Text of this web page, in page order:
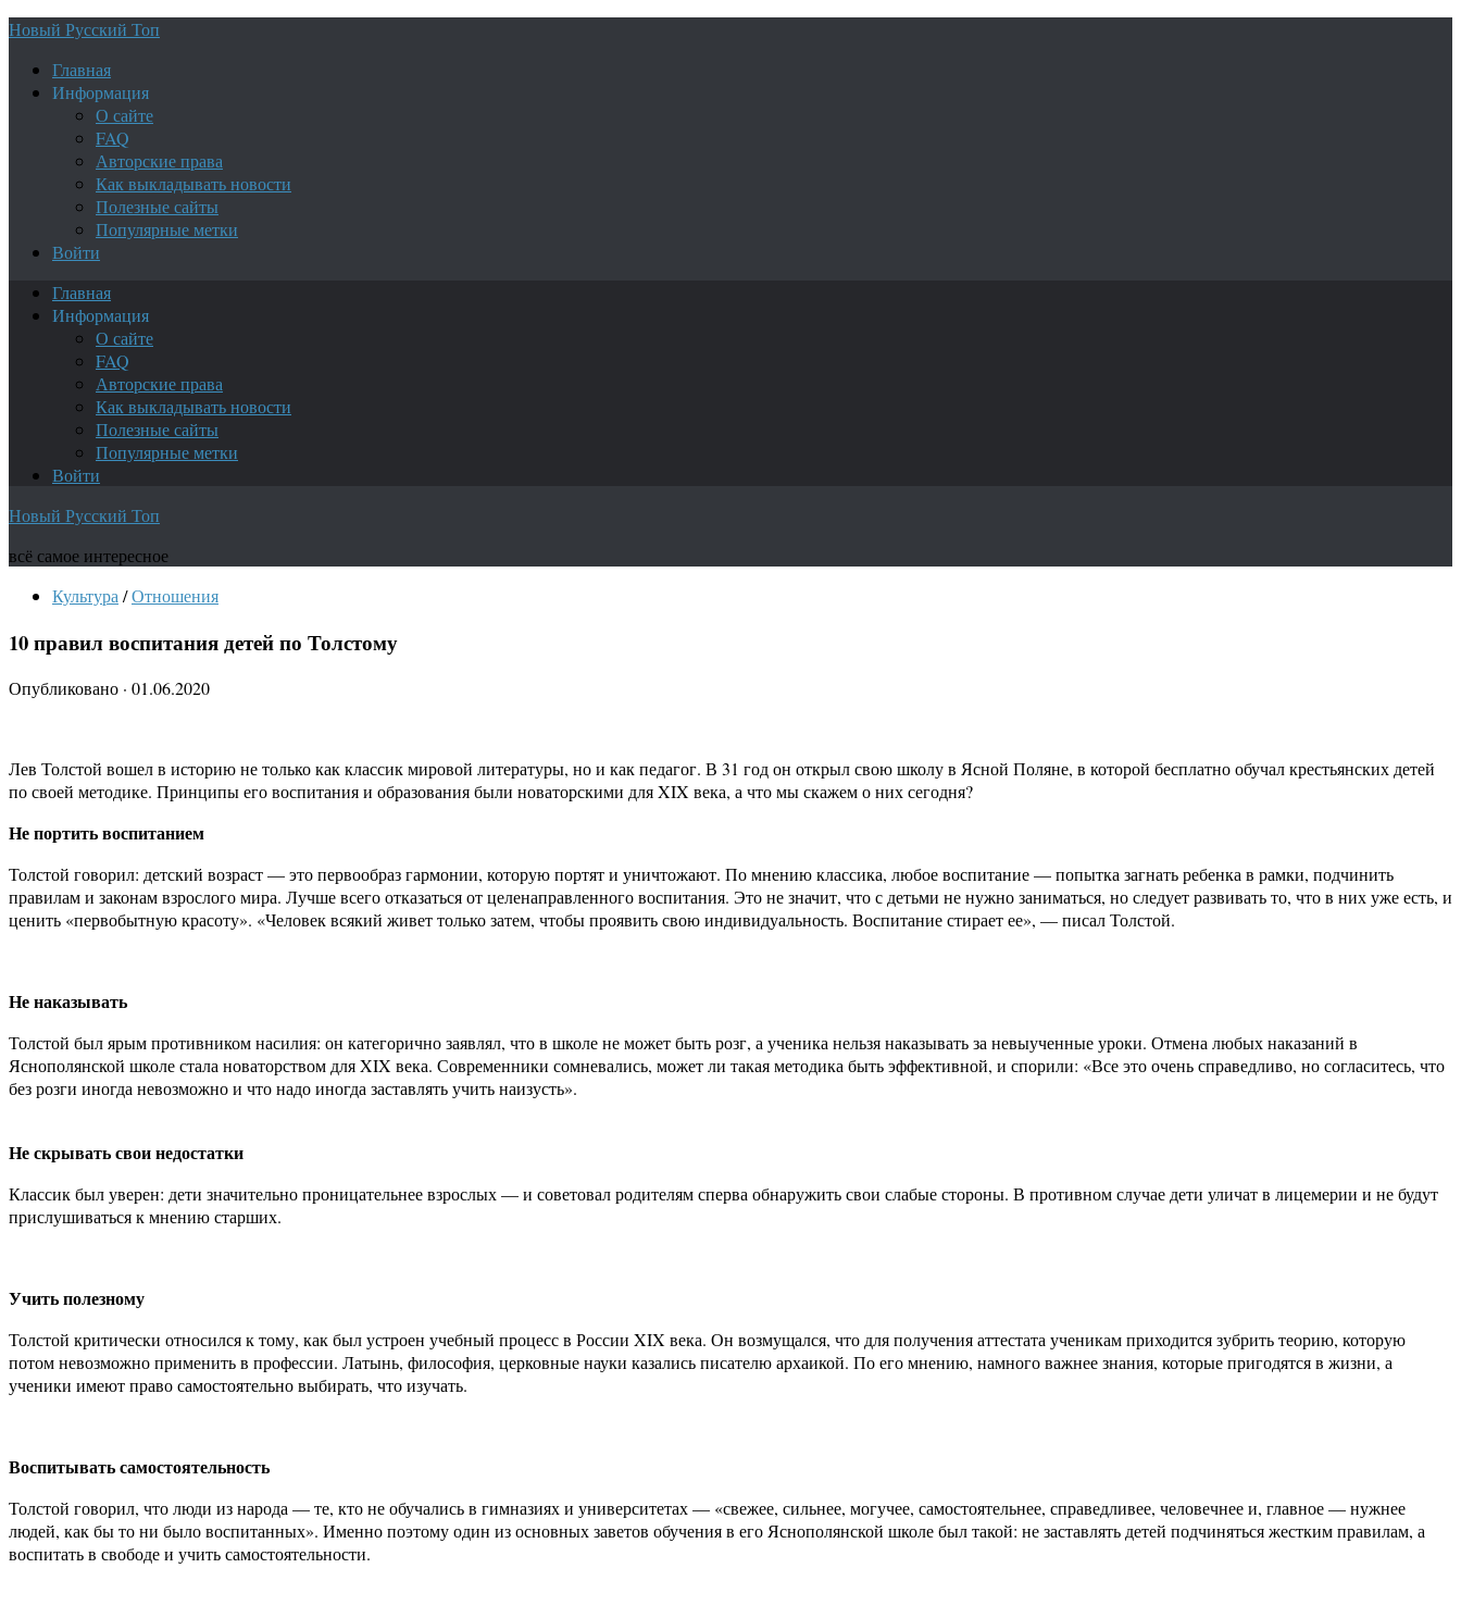
Новый Русский Топ
Главная
Информация
О сайте
FAQ
Авторские права
Как выкладывать новости
Полезные сайты
Популярные метки
Войти
Главная
Информация
О сайте
FAQ
Авторские права
Как выкладывать новости
Полезные сайты
Популярные метки
Войти
Новый Русский Топ
всё самое интересное
Культура /Отношения
10 правил воспитания детей по Толстому
Опубликовано · 01.06.2020
Лев Толстой вошел в историю не только как классик мировой литературы, но и как педагог. В 31 год он открыл свою школу в Ясной Поляне, в которой бесплатно обучал крестьянских детей
по своей методике. Принципы его воспитания и образования были новаторскими для XIX века, а что мы скажем о них сегодня?
Не портить воспитанием
Толстой говорил: детский возраст — это первообраз гармонии, которую портят и уничтожают. По мнению классика, любое воспитание — попытка загнать ребенка в рамки, подчинить
правилам и законам взрослого мира. Лучше всего отказаться от целенаправленного воспитания. Это не значит, что с детьми не нужно заниматься, но следует развивать то, что в них уже есть, и
ценить «первобытную красоту». «Человек всякий живет только затем, чтобы проявить свою индивидуальность. Воспитание стирает ее», — писал Толстой.
Не наказывать
Толстой был ярым противником насилия: он категорично заявлял, что в школе не может быть розг, а ученика нельзя наказывать за невыученные уроки. Отмена любых наказаний в
Яснополянской школе стала новаторством для XIX века. Современники сомневались, может ли такая методика быть эффективной, и спорили: «Все это очень справедливо, но согласитесь, что
без розги иногда невозможно и что надо иногда заставлять учить наизусть».
Не скрывать свои недостатки
Классик был уверен: дети значительно проницательнее взрослых — и советовал родителям сперва обнаружить свои слабые стороны. В противном случае дети уличат в лицемерии и не будут
прислушиваться к мнению старших.
Учить полезному
Толстой критически относился к тому, как был устроен учебный процесс в России XIX века. Он возмущался, что для получения аттестата ученикам приходится зубрить теорию, которую
потом невозможно применить в профессии. Латынь, философия, церковные науки казались писателю архаикой. По его мнению, намного важнее знания, которые пригодятся в жизни, а
ученики имеют право самостоятельно выбирать, что изучать.
Воспитывать самостоятельность
Толстой говорил, что люди из народа — те, кто не обучались в гимназиях и университетах — «свежее, сильнее, могучее, самостоятельнее, справедливее, человечнее и, главное — нужнее
людей, как бы то ни было воспитанных». Именно поэтому один из основных заветов обучения в его Яснополянской школе был такой: не заставлять детей подчиняться жестким правилам, а
воспитать в свободе и учить самостоятельности.